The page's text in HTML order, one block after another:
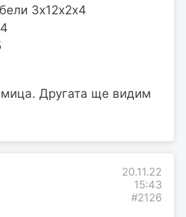
3х12х2х4
Другата ще видим
20.11.22
15:43
#2126